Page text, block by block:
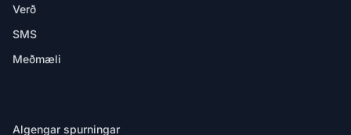
Verð
SMS
Meðmæli
Algengar spurningar